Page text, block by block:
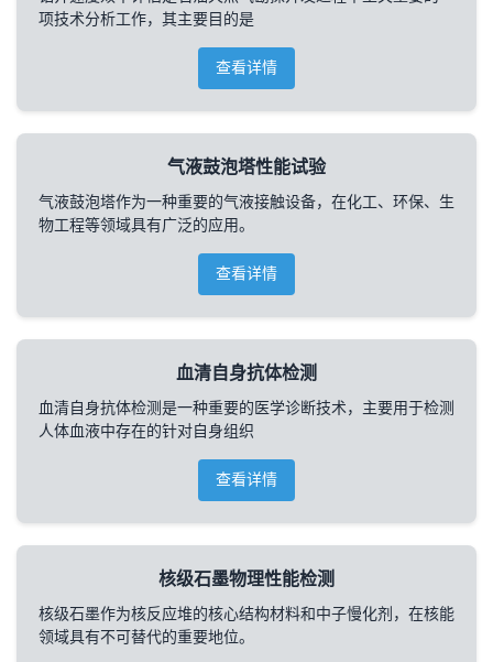
项技术分析工作，其主要目的是
查看详情
气液鼓泡塔性能试验
气液鼓泡塔作为一种重要的气液接触设备，在化工、环保、生
物工程等领域具有广泛的应用。
查看详情
血清自身抗体检测
血清自身抗体检测是一种重要的医学诊断技术，主要用于检测
人体血液中存在的针对自身组织
查看详情
核级石墨物理性能检测
核级石墨作为核反应堆的核心结构材料和中子慢化剂，在核能
领域具有不可替代的重要地位。